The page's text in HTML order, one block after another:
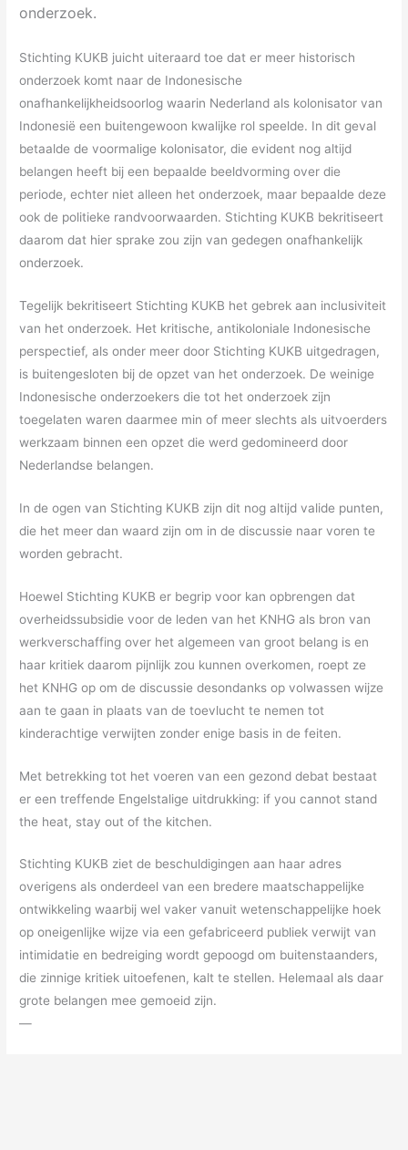
onderzoek.
Stichting KUKB juicht uiteraard toe dat er meer historisch
onderzoek komt naar de Indonesische
onafhankelijkheidsoorlog waarin Nederland als kolonisator van
Indonesië een buitengewoon kwalijke rol speelde. In dit geval
betaalde de voormalige kolonisator, die evident nog altijd
belangen heeft bij een bepaalde beeldvorming over die
periode, echter niet alleen het onderzoek, maar bepaalde deze
ook de politieke randvoorwaarden. Stichting KUKB bekritiseert
daarom dat hier sprake zou zijn van gedegen onafhankelijk
onderzoek.
Tegelijk bekritiseert Stichting KUKB het gebrek aan inclusiviteit
van het onderzoek. Het kritische, antikoloniale Indonesische
perspectief, als onder meer door Stichting KUKB uitgedragen,
is buitengesloten bij de opzet van het onderzoek. De weinige
Indonesische onderzoekers die tot het onderzoek zijn
toegelaten waren daarmee min of meer slechts als uitvoerders
werkzaam binnen een opzet die werd gedomineerd door
Nederlandse belangen.
In de ogen van Stichting KUKB zijn dit nog altijd valide punten,
die het meer dan waard zijn om in de discussie naar voren te
worden gebracht.
Hoewel Stichting KUKB er begrip voor kan opbrengen dat
overheidssubsidie voor de leden van het KNHG als bron van
werkverschaffing over het algemeen van groot belang is en
haar kritiek daarom pijnlijk zou kunnen overkomen, roept ze
het KNHG op om de discussie desondanks op volwassen wijze
aan te gaan in plaats van de toevlucht te nemen tot
kinderachtige verwijten zonder enige basis in de feiten.
Met betrekking tot het voeren van een gezond debat bestaat
er een treffende Engelstalige uitdrukking: if you cannot stand
the heat, stay out of the kitchen.
Stichting KUKB ziet de beschuldigingen aan haar adres
overigens als onderdeel van een bredere maatschappelijke
ontwikkeling waarbij wel vaker vanuit wetenschappelijke hoek
op oneigenlijke wijze via een gefabriceerd publiek verwijt van
intimidatie en bedreiging wordt gepoogd om buitenstaanders,
die zinnige kritiek uitoefenen, kalt te stellen. Helemaal als daar
grote belangen mee gemoeid zijn.
—